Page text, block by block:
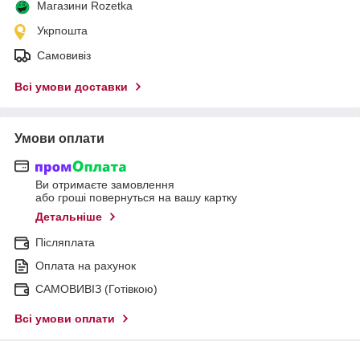
Магазини Rozetka
Укрпошта
Самовивіз
Всі умови доставки
Умови оплати
Ви отримаєте замовлення
або гроші повернуться на вашу картку
Детальніше
Післяплата
Оплата на рахунок
САМОВИВІЗ (Готівкою)
Всі умови оплати